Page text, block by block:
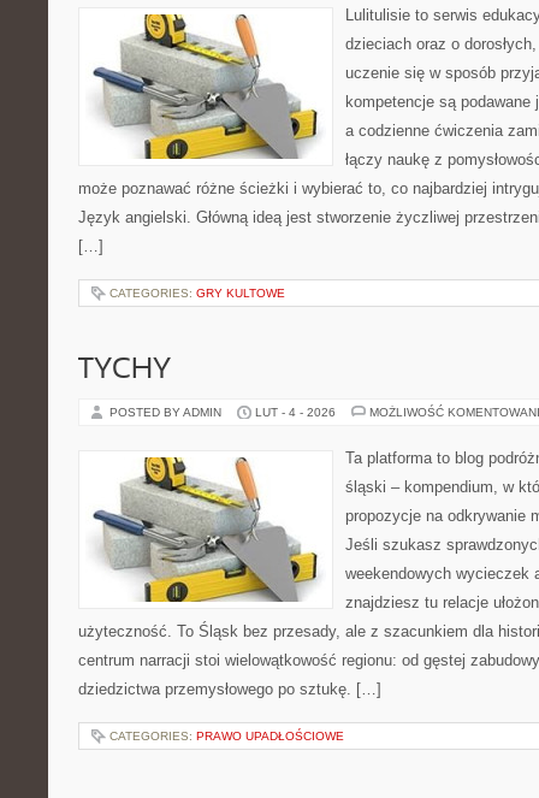
Lulitulisie to serwis
dzieciach oraz o
uczenie się w sposób
kompetencje są
a codzienne ćwiczenia
łączy naukę z
może poznawać różne ścieżki i wybierać to, co najbardziej
Język angielski. Główną ideą jest stworzenie życzliwej
[…]
CATEGORIES: GRY KULTOWE
TYCHY
POSTED BY ADMIN LUT - 4 - 2026 MOŻLIWOŚĆ
Ta platforma to blog
śląski – kompendium, w
propozycje na odkrywanie
Jeśli szukasz
weekendowych wycieczek
znajdziesz tu relacje
użyteczność. To Śląsk bez przesady, ale z szacunkiem dla
centrum narracji stoi wielowątkowość regionu: od gęstej
dziedzictwa przemysłowego po sztukę. […]
CATEGORIES: PRAWO UPADŁOŚCIOWE